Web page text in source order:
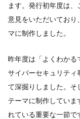
ます。発行初年度は
意見をいただいており
マに制作しました。
昨年度は「よくわかる
サイバーセキュリティ
て深掘りしました。そ
テーマに制作していま
れている重要な一節で